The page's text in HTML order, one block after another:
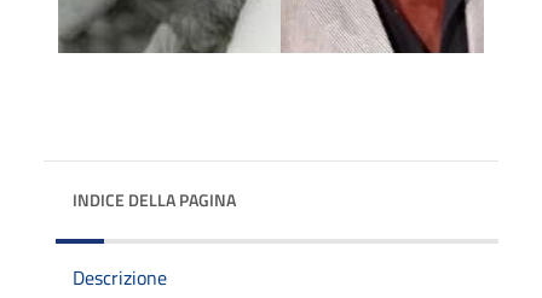
INDICE DELLA PAGINA
Descrizione